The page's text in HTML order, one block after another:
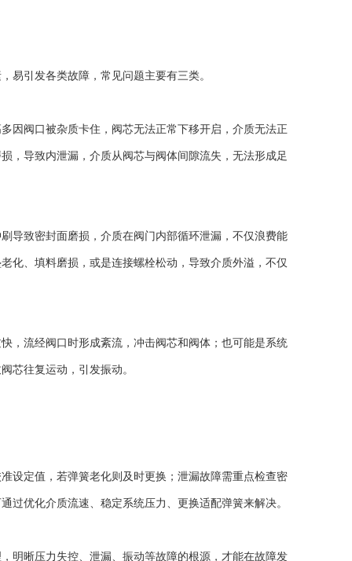
引发各类故障，常见问题主要有三类。
阀口被杂质卡住，阀芯无法正常下移开启，介质无法正
，导致内泄漏，介质从阀芯与阀体间隙流失，无法形成足
致密封面磨损，介质在阀门内部循环泄漏，不仅浪费能
化、填料磨损，或是连接螺栓松动，导致介质外溢，不仅
流经阀口时形成紊流，冲击阀芯和阀体；也可能是系统
芯往复运动，引发振动。
定值，若弹簧老化则及时更换；泄漏故障需重点检查密
过优化介质流速、稳定系统压力、更换适配弹簧来解决。
晰压力失控、泄漏、振动等故障的根源，才能在故障发